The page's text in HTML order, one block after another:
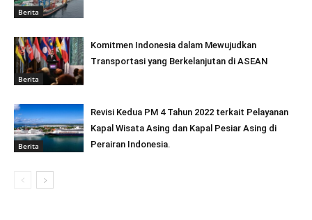
Berita
Berita
Komitmen Indonesia dalam Mewujudkan
Transportasi yang Berkelanjutan di ASEAN
Berita
Revisi Kedua PM 4 Tahun 2022 terkait Pelayanan
Kapal Wisata Asing dan Kapal Pesiar Asing di
Perairan Indonesia.